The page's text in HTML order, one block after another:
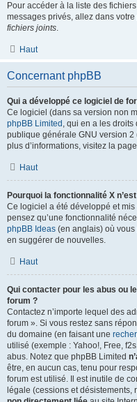
Pour accéder à la liste des
messages privés, allez dans
fichiers joints.
Haut
Concernant phpBB
Qui a développé ce logiciel de
Ce logiciel (dans sa version non
phpBB Limited , qui en a les droits
publique générale GNU version 2
plus d’informations, visitez la
Haut
Pourquoi la fonctionnalité X
Ce logiciel a été développé et
pensez qu’une fonctionnalité
phpBB Ideas (en anglais) où
en suggérer de nouvelles.
Haut
Qui contacter pour les abus ou
forum ?
Contactez n’importe lequel des
forum ». Si vous restez sans
du domaine (en faisant une
utilisé (exemple : Yahoo!, Free,
abus. Notez que phpBB Limited
être, en aucun cas, tenu pour
forum est utilisé. Il est inutile de
légale (cessions et